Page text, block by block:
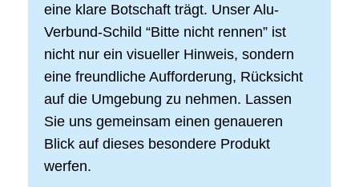
eine klare Botschaft trägt. Unser Alu-
Verbund-Schild “Bitte nicht rennen” ist
nicht nur ein visueller Hinweis, sondern
eine freundliche Aufforderung, Rücksicht
auf die Umgebung zu nehmen. Lassen
Sie uns gemeinsam einen genaueren
Blick auf dieses besondere Produkt
werfen.